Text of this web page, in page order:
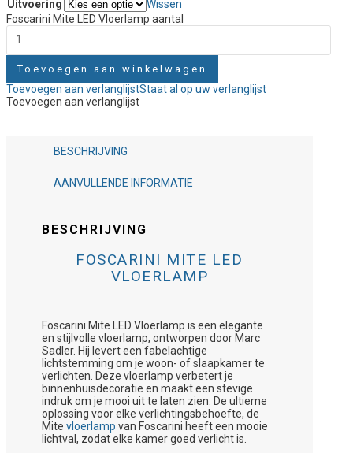
Uitvoering
Wissen
Foscarini Mite LED Vloerlamp aantal
Toevoegen aan winkelwagen
Toevoegen aan verlanglijstStaat al op uw verlanglijst
Toevoegen aan verlanglijst
BESCHRIJVING
AANVULLENDE INFORMATIE
BESCHRIJVING
FOSCARINI MITE LED
VLOERLAMP
Foscarini Mite LED Vloerlamp is een elegante
en stijlvolle vloerlamp, ontworpen door Marc
Sadler. Hij levert een fabelachtige
lichtstemming om je woon- of slaapkamer te
verlichten. Deze vloerlamp verbetert je
binnenhuisdecoratie en maakt een stevige
indruk om je mooi uit te laten zien. De ultieme
oplossing voor elke verlichtingsbehoefte, de
Mite vloerlamp van Foscarini heeft een mooie
lichtval, zodat elke kamer goed verlicht is.